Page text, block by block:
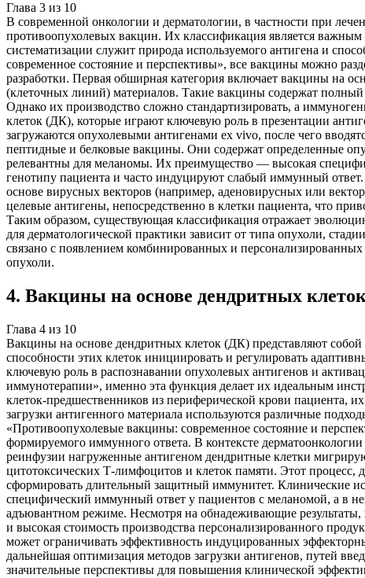
Глава 3 из 10
В современной онкологии и дерматологии, в частности при
противоопухолевых вакцин. Их классификация является
систематизации служит природа используемого антигена и
современное состояние и перспективы», все вакцины можно
разработки. Первая обширная категория включает вакцины на
(клеточных линий) материалов. Такие вакцины содержат
Однако их производство сложно стандартизировать, а
клеток (ДК), которые играют ключевую роль в презентации
загружаются опухолевыми антигенами ex vivo, после чего
пептидные и белковые вакцины. Они содержат определенные
релевантны для меланомы. Их преимущество — высокая
генотипу пациента и часто индуцируют слабый иммунный
основе вирусных векторов (например, аденовирусных или
целевые антигены, непосредственно в клетки пациента, что
Таким образом, существующая классификация отражает
для дерматологической практики зависит от типа опухоли,
связано с появлением комбинированных и
опухоли.
4. Вакцины на основе дендритных
Глава 4 из 10
Вакцины на основе дендритных клеток (ДК) представляют
способности этих клеток инициировать и регулировать
ключевую роль в распознавании опухолевых антигенов и
иммунотерапии», именно эта функция делает их идеальным
клеток-предшественников из периферической крови пациента,
загрузки антигенного материала используются различные
«Противоопухолевые вакцины: современное состояние и
формируемого иммунного ответа. В контексте
реинфузии нагруженные антигеном дендритные клетки
цитотоксических Т-лимфоцитов и клеток памяти. Этот процесс,
сформировать длительный защитный иммунитет. Клинические
специфический иммунный ответ у пациентов с меланомой, а в
адъювантном режиме. Несмотря на обнадеживающие результаты,
и высокая стоимость производства персонализированного
может ограничивать эффективность индуцированных
дальнейшая оптимизация методов загрузки антигенов, путей
значительные перспективы для повышения клинической